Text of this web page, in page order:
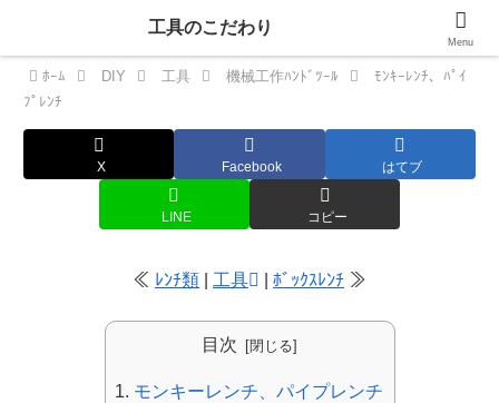
ﾎｰﾑ DIY 工具 機械工作ﾊﾝﾄﾞﾂｰﾙ
ﾓﾝｷｰﾚﾝﾁ、ﾊﾟｲ
ﾌﾟﾚﾝﾁ
X Facebook はてブ
LINE コピー
≪ ﾚﾝﾁ類 工具 ﾎﾞｯｸｽﾚﾝﾁ ≫
目次
モンキーレンチ、パイプレンチ
工具のこだわり
Menu